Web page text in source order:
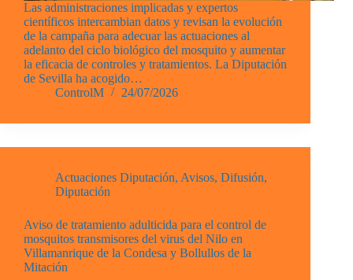
Las administraciones implicadas y expertos
científicos intercambian datos y revisan la evolución
de la campaña para adecuar las actuaciones al
adelanto del ciclo biológico del mosquito y aumentar
la eficacia de controles y tratamientos. La Diputación
de Sevilla ha acogido…
ControlM
24/07/2026
Actuaciones Diputación, Avisos, Difusión,
Diputación
Aviso de tratamiento adulticida para el control de
mosquitos transmisores del virus del Nilo en
Villamanrique de la Condesa y Bollullos de la
Mitación